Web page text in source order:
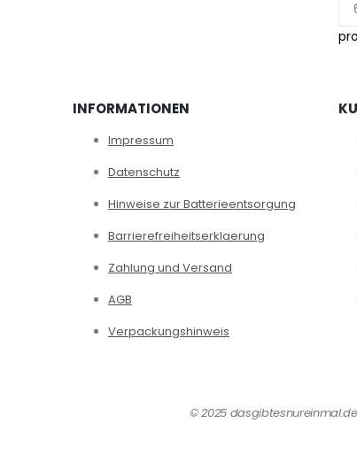
INFORMATIONEN
Impressum
Datenschutz
Hinweise zur Batterieentsorgung
Barrierefreiheitserklaerung
Zahlung und Versand
AGB
Verpackungshinweis
© 2025